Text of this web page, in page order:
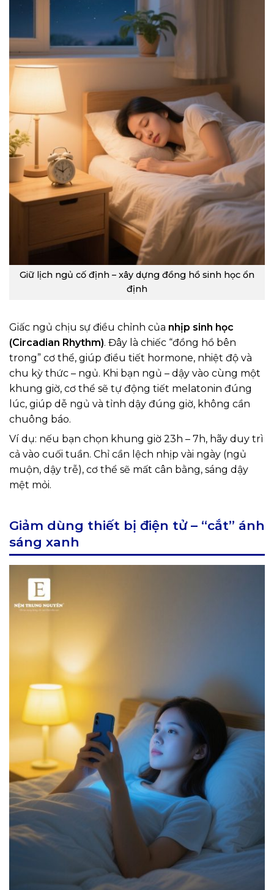
Giữ lịch ngủ cố định – xây dựng đồng hồ sinh học ổn
định
Giấc ngủ chịu sự điều chỉnh của nhịp sinh học
(Circadian Rhythm). Đây là chiếc “đồng hồ bên
trong” cơ thể, giúp điều tiết hormone, nhiệt độ và
chu kỳ thức – ngủ. Khi bạn ngủ – dậy vào cùng một
khung giờ, cơ thể sẽ tự động tiết melatonin đúng
lúc, giúp dễ ngủ và tỉnh dậy đúng giờ, không cần
chuông báo.
Ví dụ: nếu bạn chọn khung giờ 23h – 7h, hãy duy trì
cả vào cuối tuần. Chỉ cần lệch nhịp vài ngày (ngủ
muộn, dậy trễ), cơ thể sẽ mất cân bằng, sáng dậy
mệt mỏi.
Giảm dùng thiết bị điện tử – “cắt” ánh
sáng xanh